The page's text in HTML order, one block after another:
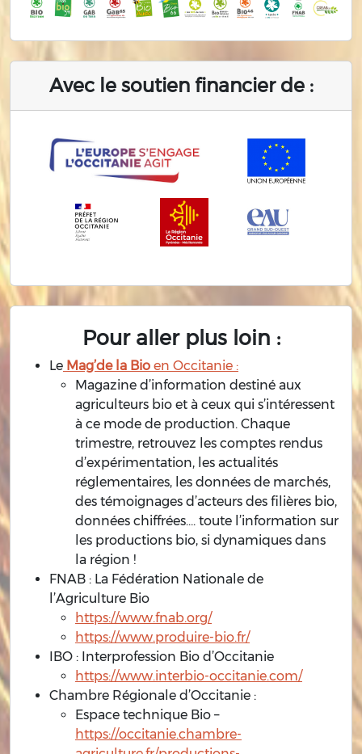
Avec le soutien financier de :
Pour aller plus loin :
Le Mag’de la Bio en Occitanie :
Magazine d’information destiné aux
agriculteurs bio et à ceux qui s’intéressent
à ce mode de production. Chaque
trimestre, retrouvez les comptes rendus
d’expérimentation, les actualités
réglementaires, les données de marchés,
des témoignages d’acteurs des filières bio,
données chiffrées…. toute l’information sur
les productions bio, si dynamiques dans
la région !
FNAB : La Fédération Nationale de
l’Agriculture Bio
https://www.fnab.org/
https://www.produire-bio.fr/
IBO : Interprofession Bio d’Occitanie
https://www.interbio-occitanie.com/
Chambre Régionale d’Occitanie :
Espace technique Bio –
https://occitanie.chambre-